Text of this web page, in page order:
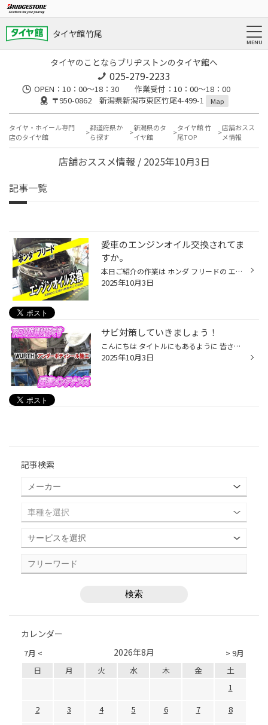
タイヤ館 竹尾
タイヤのことならブリヂストンのタイヤ館へ
025-279-2233
OPEN：10：00～18：30 作業受付：10：00～18：00
〒950-0862 新潟県新潟市東区竹尾4-499-1
Map
タイヤ・ホイール専門
店のタイヤ館
都道府県か
ら探す
新潟県のタ
イヤ館
タイヤ館 竹
尾TOP
店舗おスス
メ情報
店舗おススメ情報 / 2025年10月3日
記事一覧
愛車のエンジンオイル交換されてま
すか。
本日ご紹介の作業は ホンダ フリードの エンジンオイル交換です。 今回ご使用のオイルは デュアルサポート 0-WIDE 部分合成油 SＰ規格 使用した量のみをご精算する 量り売りタイプですので 余らさず、経済的です。 ピット入庫前準備 シートカバー、ハンドルカバーを かけさせて頂いています。 それ...
2025年10月3日
サビ対策していきましょう！
こんにちは タイトルにもあるように 皆さんは愛車の対策していますか？ 新潟の対策と言えば(￣ー￣) そう！(｀･ω･´) 錆です！！ ということで今回は 錆から愛車を守るための 【WURTH アンダーボディーシール】 防錆施工のご紹介です。 ウルト アンダーボディーシールとは 1. 優れた防錆力と定着性を...
2025年10月3日
記事検索
カレンダー
7月 < > 9月
2026年8月
日 月 火 水 木 金
土
1
2
3 4 5 6 7
8